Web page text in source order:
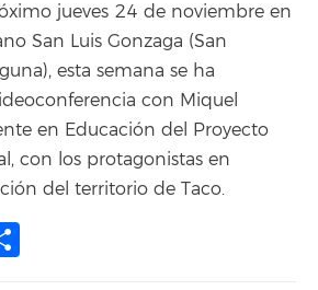
jueves 24 de noviembre en
San Luis Gonzaga (San
esta semana se ha
con Miquel
en Educación del Proyecto
con los protagonistas en
del territorio de Taco.